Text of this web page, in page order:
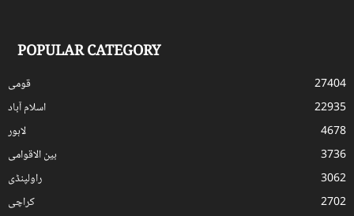
POPULAR CATEGORY
قومی
27404
اسلام آباد
22935
لاہور
4678
بین الاقوامی
3736
راولپنڈی
3062
کراچی
2702